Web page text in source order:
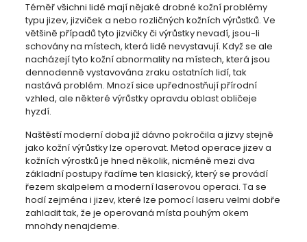
Téměř všichni lidé mají nějaké drobné kožní problémy
typu jizev, jizviček a nebo rozličných kožních výrůstků. Ve
většině případů tyto jizvičky či výrůstky nevadí, jsou-li
schovány na místech, která lidé nevystavují. Když se ale
nacházejí tyto kožní abnormality na místech, která jsou
dennodenně vystavována zraku ostatních lidí, tak
nastává problém. Mnozí sice upřednostňují přírodní
vzhled, ale některé výrůstky opravdu oblast obličeje
hyzdí.
Naštěstí moderní doba již dávno pokročila a jizvy stejně
jako kožní výrůstky lze operovat. Metod operace jizev a
kožních výrostků je hned několik, nicméně mezi dva
základní postupy řadíme ten klasický, který se provádí
řezem skalpelem a moderní laserovou operaci. Ta se
hodí zejména i jizev, které lze pomocí laseru velmi dobře
zahladit tak, že je operovaná místa pouhým okem
mnohdy nenajdeme.